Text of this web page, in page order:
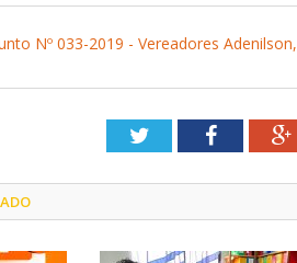
Nº 033-2019 - Vereadores
TwitterFacebook